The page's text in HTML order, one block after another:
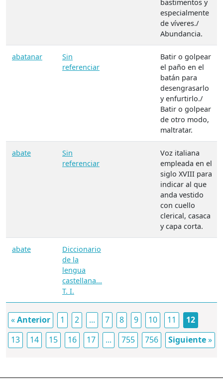
bastimentos y
especialmente
de víveres./
Abundancia.
abatanar
Sin
referenciar
Batir o golpear
el paño en el
batán para
desengrasarlo
y enfurtirlo./
Batir o golpear
de otro modo,
maltratar.
abate
Sin
referenciar
Voz italiana
empleada en el
siglo XVIII para
indicar al que
anda vestido
con cuello
clerical, casaca
y capa corta.
abate
Diccionario
de la
lengua
castellana...
T. I.
«Anterior 1 2 ... 7 8 9 10 11
12
13
14 15 16 17 ... 755 756 Siguiente»